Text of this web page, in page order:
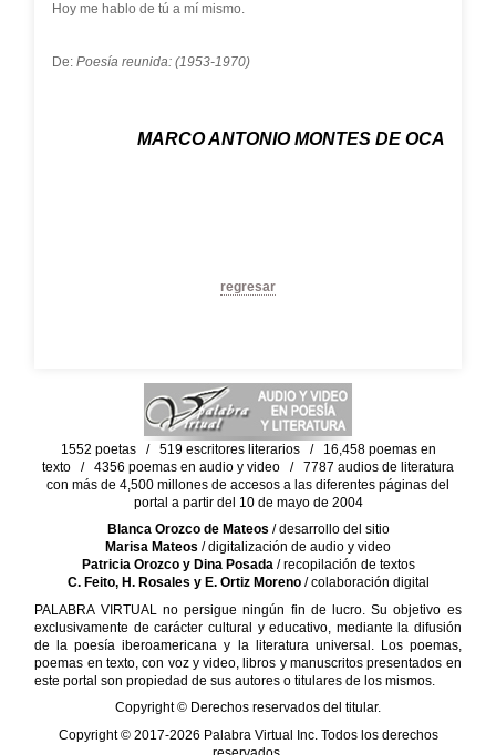
Hoy me hablo de tú a mí mismo.
De: Poesía reunida: (1953-1970)
MARCO ANTONIO MONTES DE OCA
regresar
1552 poetas / 519 escritores literarios / 16,458 poemas en
texto / 4356 poemas en audio y video / 7787 audios de literatura
con más de 4,500 millones de accesos a las diferentes páginas del
portal a partir del 10 de mayo de 2004
Blanca Orozco de Mateos / desarrollo del sitio
Marisa Mateos / digitalización de audio y video
Patricia Orozco y Dina Posada/ recopilación de textos
C. Feito, H. Rosales y E. Ortiz Moreno/ colaboración digital
PALABRA VIRTUAL no persigue ningún fin de lucro. Su objetivo es
exclusivamente de carácter cultural y educativo, mediante la difusión
de la poesía iberoamericana y la literatura universal. Los poemas,
poemas en texto, con voz y video, libros y manuscritos presentados en
este portal son propiedad de sus autores o titulares de los mismos.
Copyright © Derechos reservados del titular.
Copyright © 2017-2026 Palabra Virtual Inc. Todos los derechos